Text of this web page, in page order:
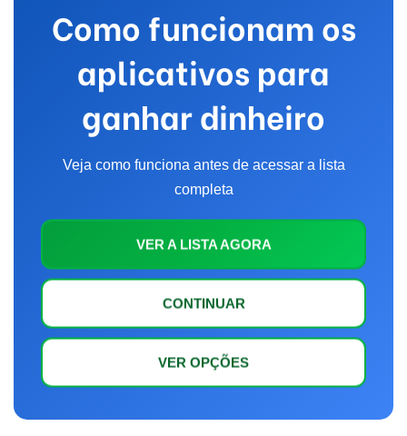
Como funcionam os
aplicativos para
ganhar dinheiro
Veja como funciona antes de acessar a lista
completa
VER A LISTA AGORA
CONTINUAR
VER OPÇÕES